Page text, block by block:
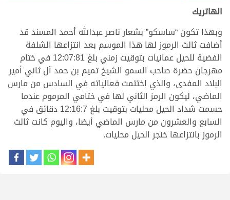
الهاتريك
وبهذا تكون “ساسكو” بشعار ناصر عبدالله أحمد المسند قد
أضافت ثالث الرموز لها هذا الموسم بعد انتزاعها الشلفة
الفضية للحيل عمانيات بتوقيت زمني بلغ 12:07:81 في ختام
مهرجان حضرة صاحب السمو الشيخ تميم بن حمد آل ثاني أمير
البلاد المفدى، والذي اختتمت فعالياته في السادس من مارس
الماضي، ليكون الرمز الثاني لها في ختامي المرموم عندما
حسمت شداد الحيل محليات بتوقيت بلغ 12:16:7 دقائق في
السابع والعشرون من مارس الماضي أيضا، واليوم كانت ثالث
الرموز بانتزاعها خنجر الحيل محليات.